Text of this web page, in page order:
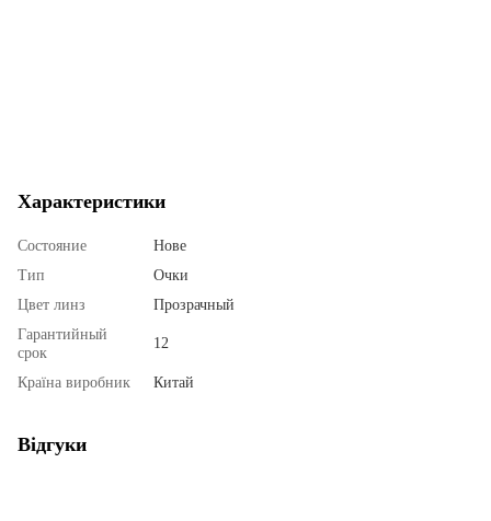
Характеристики
Состояние
Нове
Тип
Очки
Цвет линз
Прозрачный
Гарантийный
срок
12
Країна виробник Китай
Відгуки